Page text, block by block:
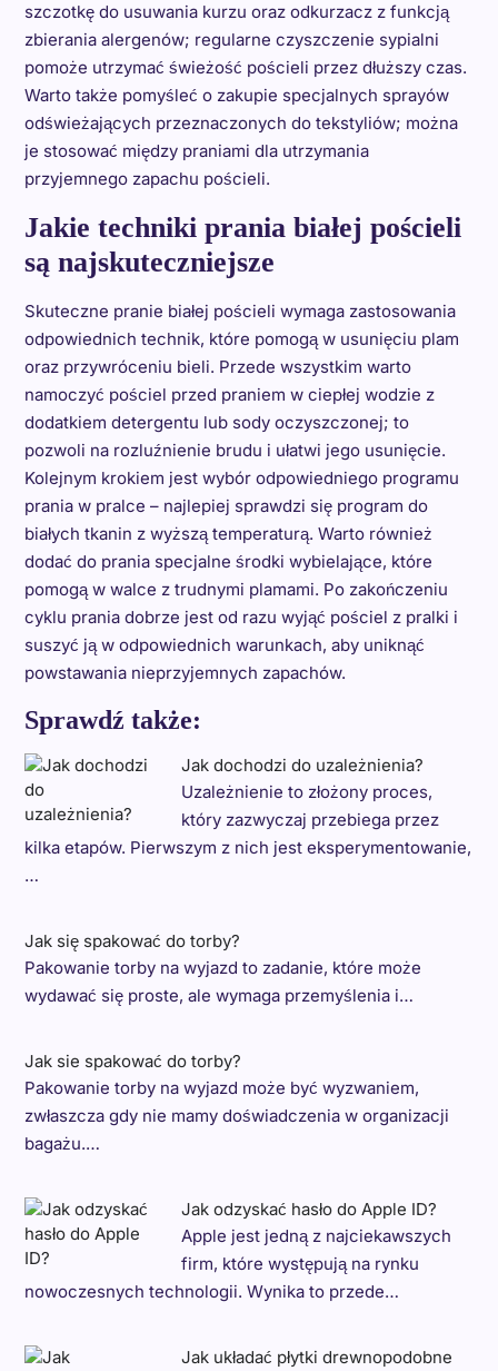
szczotkę do usuwania kurzu oraz odkurzacz z funkcją
zbierania alergenów; regularne czyszczenie sypialni
pomoże utrzymać świeżość pościeli przez dłuższy czas.
Warto także pomyśleć o zakupie specjalnych sprayów
odświeżających przeznaczonych do tekstyliów; można
je stosować między praniami dla utrzymania
przyjemnego zapachu pościeli.
Jakie techniki prania białej pościeli
są najskuteczniejsze
Skuteczne pranie białej pościeli wymaga zastosowania
odpowiednich technik, które pomogą w usunięciu plam
oraz przywróceniu bieli. Przede wszystkim warto
namoczyć pościel przed praniem w ciepłej wodzie z
dodatkiem detergentu lub sody oczyszczonej; to
pozwoli na rozluźnienie brudu i ułatwi jego usunięcie.
Kolejnym krokiem jest wybór odpowiedniego programu
prania w pralce – najlepiej sprawdzi się program do
białych tkanin z wyższą temperaturą. Warto również
dodać do prania specjalne środki wybielające, które
pomogą w walce z trudnymi plamami. Po zakończeniu
cyklu prania dobrze jest od razu wyjąć pościel z pralki i
suszyć ją w odpowiednich warunkach, aby uniknąć
powstawania nieprzyjemnych zapachów.
Sprawdź także:
Jak dochodzi do uzależnienia?
Uzależnienie to złożony proces,
który zazwyczaj przebiega przez
kilka etapów. Pierwszym z nich jest eksperymentowanie,
…
Jak się spakować do torby?
Pakowanie torby na wyjazd to zadanie, które może
wydawać się proste, ale wymaga przemyślenia i…
Jak sie spakować do torby?
Pakowanie torby na wyjazd może być wyzwaniem,
zwłaszcza gdy nie mamy doświadczenia w organizacji
bagażu.…
Jak odzyskać hasło do Apple ID?
Apple jest jedną z najciekawszych
firm, które występują na rynku
nowoczesnych technologii. Wynika to przede…
Jak układać płytki drewnopodobne